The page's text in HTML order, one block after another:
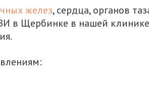
желез, сердца, органов
в Щербинке в нашей